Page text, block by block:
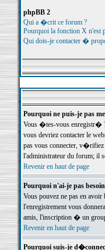
phpBB 2
Qui a �crit ce forum ?
Pourquoi la fonction X n'est
Qui dois-je contacter �
Pourquoi ne puis-je pas
Vous �tes-vous enregistr�
vous devriez contacter le
pas vous connecter,
l'administrateur du forum;
Revenir en haut de page
Pourquoi n'ai-je pas
Vous pouvez ne pas en
l'enregistrement vous
amis, l'inscription � un
Revenir en haut de page
Pourquoi suis-je